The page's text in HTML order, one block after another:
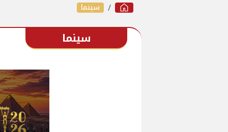
سينما
سينما